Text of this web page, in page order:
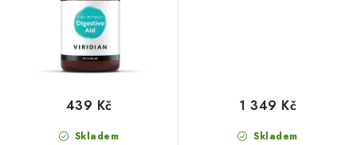
Skladem
439 Kč
Skladem
1 349 Kč